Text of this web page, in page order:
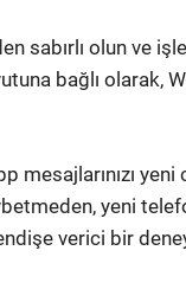
sabırlı olun ve
bağlı olarak,
yeni
yeni
verici bir